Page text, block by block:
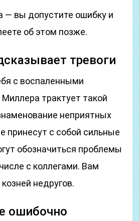
— вы допустите ошибку и
об этом позже.
тревоги
с воспаленными
трактует такой
неприятных
принесут с собой сильные
обозначиться проблемы
с коллегами. Вам
недругов.
ошибочно